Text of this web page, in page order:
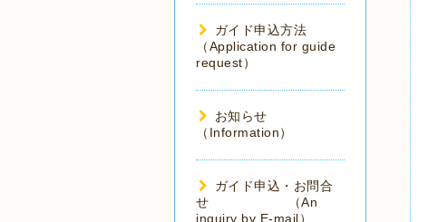
ガイド申込方法
（Application for guide
request）
お知らせ
（Information）
ガイド申込・お問合
せ （An
inquiry by E-mail）